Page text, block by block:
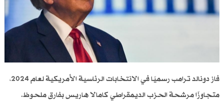
فاز دونالد ترامب رسميًا في الانتخابات الرئاسية الأمريكية لعام 2024،
متجاوزًا مرشحة الحزب الديمقراطي كامالا هاريس بفارق ملحوظ.